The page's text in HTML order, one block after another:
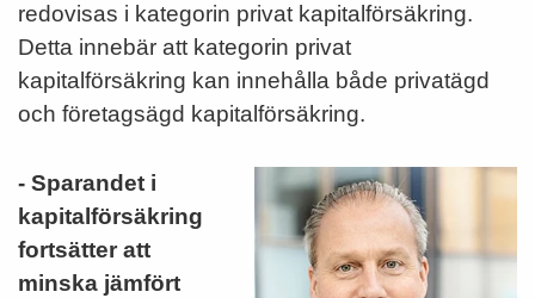
redovisas i kategorin privat kapitalförsäkring.
Detta innebär att kategorin privat
kapitalförsäkring kan innehålla både privatägd
och företagsägd kapitalförsäkring.
- Sparandet i
kapitalförsäkring
fortsätter att
minska jämfört